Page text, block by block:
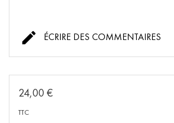
 ÉCRIRE DES COMMENTAIRES
24,00 €
TTC